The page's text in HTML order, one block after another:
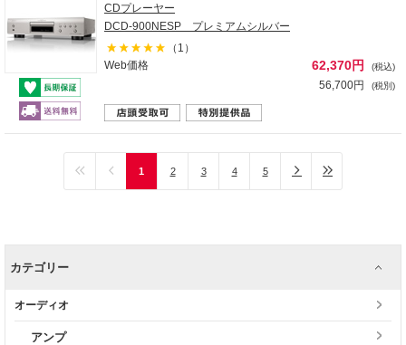
CDプレーヤー
DCD-900NESP プレミアムシルバー
（1）
Web価格
62,370円 (税込)
56,700円 (税別)
1 2 3 4 5
カテゴリー
オーディオ
アンプ